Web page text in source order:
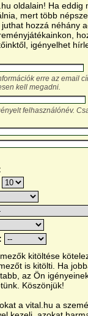
oldalain! Ha eddig
mert több
hozzá néhány
igényelhet
erre az email
kell megadni.
felhasználónév.
kitöltése
is kitölti. Ha
az Ön
Köszönjük!
a vital.hu a